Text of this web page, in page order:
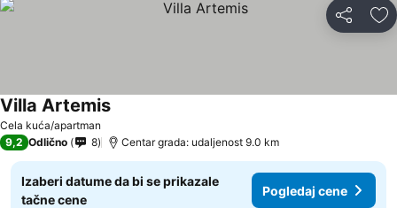
Deli
Cela kuća/apartman
Villa ArtemisPogledaj cene
9,2 Odlično 8 Centar grada: udaljenost 9.0 km
Izaberi datume da bi se prikazale
tačne cene
Pogledaj cene